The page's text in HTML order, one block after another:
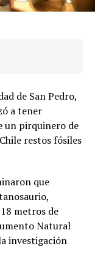
de San Pedro,
a tener
un pirquinero de
restos fósiles
que
metros de
Natural
investigación